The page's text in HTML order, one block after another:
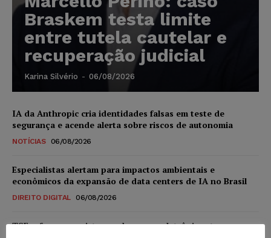
Braskem testa limite
entre tutela cautelar e
recuperação judicial
Karina Silvério - 06/08/2026
IA da Anthropic cria identidades falsas em teste de
segurança e acende alerta sobre riscos de autonomia
NOTÍCIAS 06/08/2026
Especialistas alertam para impactos ambientais e
econômicos da expansão de data centers de IA no Brasil
DIREITO DIGITAL 06/08/2026
TSE reforça que sistemas das urnas eletrônicas tornam-se